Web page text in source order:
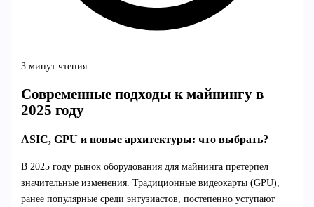
3 минут чтения
Современные подходы к майнингу в
2025 году
ASIC, GPU и новые архитектуры: что выбрать?
В 2025 году рынок оборудования для майнинга претерпел
значительные изменения. Традиционные видеокарты (GPU),
ранее популярные среди энтузиастов, постепенно уступают